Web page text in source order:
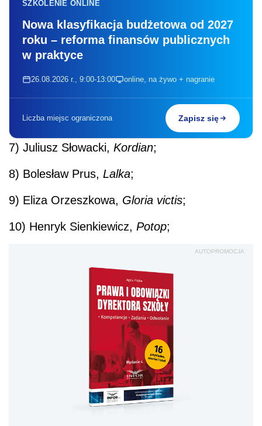
SZKOLENIE ONLINE
Nowa klasyfikacja budżetowa od 2027
roku – reforma finansów publicznych
w praktyce
26.08.2026 r., 9:00-13:00 online, na żywo + nagranie
Liczba miejsc ograniczona Zapisz się
7) Juliusz Słowacki, Kordian;
8) Bolesław Prus, Lalka;
9) Eliza Orzeszkowa, Gloria victis;
10) Henryk Sienkiewicz, Potop;
AUTOPROMOCJA